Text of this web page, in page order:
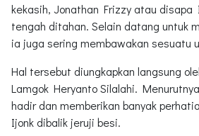
kekasih, Jonathan Frizzy atau disapa
tengah ditahan. Selain datang untuk
ia juga sering membawakan sesuatu
Hal tersebut diungkapkan langsung
Lamgok Heryanto Silalahi.
hadir dan memberikan banyak
Ijonk dibalik jeruji besi.